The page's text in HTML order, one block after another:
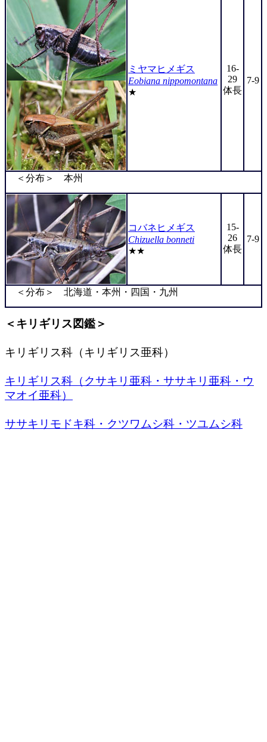
ミヤマヒメギス
Eobiana nippomontana
★
16-
29
体長
7-9
＜分布＞ 本州
コバネヒメギス
Chizuella bonneti
★★
15-
26
体長
7-9
＜分布＞ 北海道・本州・四国・九州
＜キリギリス図鑑＞
キリギリス科（キリギリス亜科）
キリギリス科（クサキリ亜科・ササキリ亜科・ウ
マオイ亜科）
ササキリモドキ科・クツワムシ科・ツユムシ科